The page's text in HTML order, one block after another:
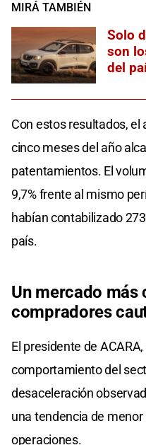
MIRÁ TAMBIÉN
Solo
son
del
Con estos resultados,
cinco meses del año
patentamientos. El
9,7% frente al mismo
habían contabilizado
país.
Un mercado más
compradores
El presidente de
comportamiento del
desaceleración
una tendencia de
operaciones.